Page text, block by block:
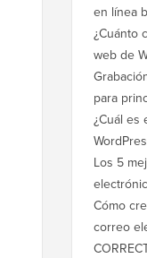
en línea
¿Cuánto
web de
para
¿Cuál es
Los 5
Cómo
correo